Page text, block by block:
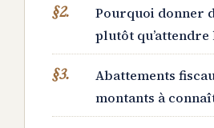
Pourquoi donner
plutôt qu’attendre
Abattements
montants à